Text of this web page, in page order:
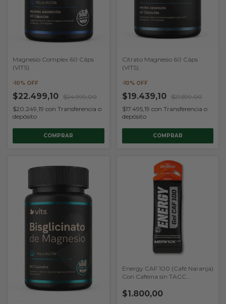
Magnesio Complex 60 Cáps
(VITS)
-10% OFF
$22.499,10 $24.999,00
$20.249,19 con Transferencia o
depósito
Citrato Magnesio 60 Cáps
(VITS)
-10% OFF
$19.439,10 $21.599,00
$17.495,19 con Transferencia o
depósito
Energy CAF 100 (Café Naranja)
Con Cafeina sin TACC
$1.800,00